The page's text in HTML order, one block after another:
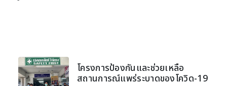
โครงการป้องกันและช่วยเหลือ
สถานการณ์แพร่ระบาดของโควิด-19